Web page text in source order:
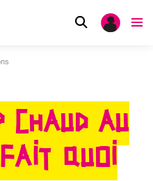
AU
QUOI